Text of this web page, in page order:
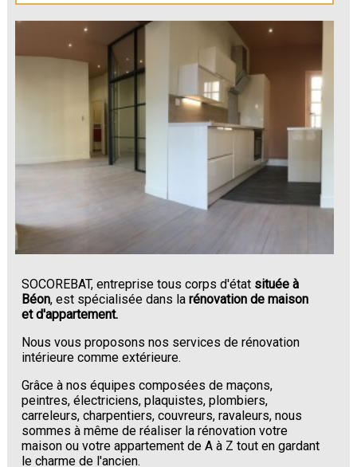
SOCOREBAT, entreprise tous corps d'état située à
Béon, est spécialisée dans larénovation de maison
et d'appartement.
Nous vous proposons nos services de rénovation
intérieure comme extérieure.
Grâce à nos équipes composées de maçons,
peintres, électriciens, plaquistes, plombiers,
carreleurs, charpentiers, couvreurs, ravaleurs, nous
sommes à même de réaliser la rénovation votre
maison ou votre appartement de A à Z tout en gardant
le charme de l'ancien.